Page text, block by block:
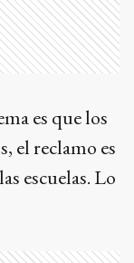
es que los
el reclamo es
escuelas. Lo